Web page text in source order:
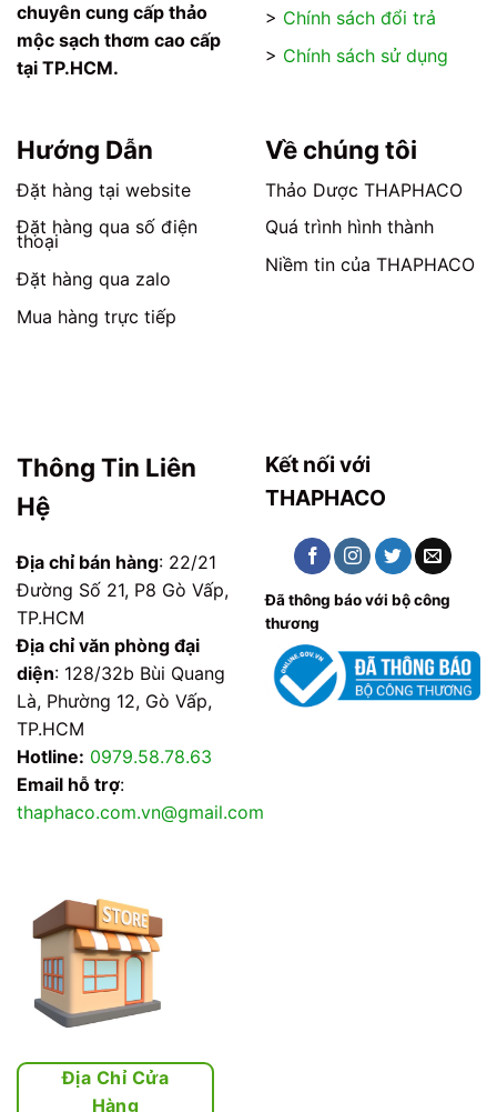
chuyên cung cấp thảo
mộc sạch thơm cao cấp
tại TP.HCM.
> Chính sách đổi trả
> Chính sách sử dụng
Hướng Dẫn
Đặt hàng tại website
Đặt hàng qua số điện
thoại
Đặt hàng qua zalo
Mua hàng trực tiếp
Về chúng tôi
Thảo Dược THAPHACO
Quá trình hình thành
Niềm tin của THAPHACO
Thông Tin Liên
Hệ
Địa chỉ bán hàng: 22/21
Đường Số 21, P8 Gò Vấp,
TP.HCM
Địa chỉ văn phòng đại
diện: 128/32b Bùi Quang
Là, Phường 12, Gò Vấp,
TP.HCM
Hotline: 0979.58.78.63
Email hỗ trợ:
thaphaco.com.vn@gmail.com
Kết nối với
THAPHACO
Đã thông báo với bộ công
thương
Địa Chỉ Cửa
Hàng